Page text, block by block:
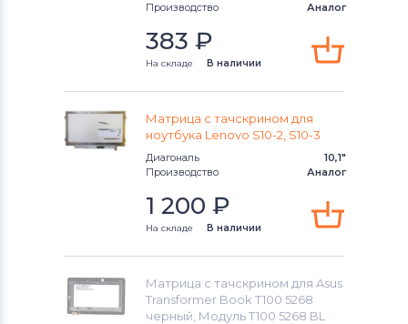
Производство
Аналог
383 ₽
На складе В наличии
Матрица с тачскрином для
ноутбука Lenovo S10-2, S10-3
Диагональ
10,1"
Производство
Аналог
1 200 ₽
На складе В наличии
Матрица с тачскрином для Asus
Transformer Book T100 5268
черный, Модуль T100 5268 BL